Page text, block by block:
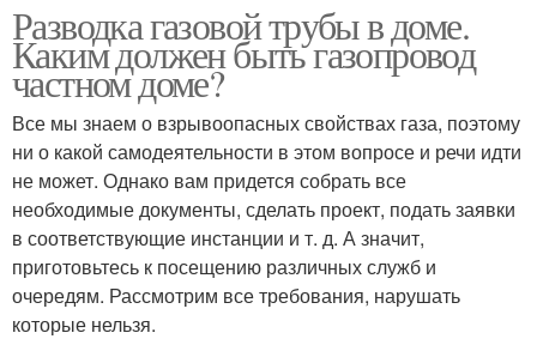
Разводка газовой трубы в доме.
Каким должен быть газопровод
частном доме?
Все мы знаем о взрывоопасных свойствах газа, поэтому
ни о какой самодеятельности в этом вопросе и речи идти
не может. Однако вам придется собрать все
необходимые документы, сделать проект, подать заявки
в соответствующие инстанции и т. д. А значит,
приготовьтесь к посещению различных служб и
очередям. Рассмотрим все требования, нарушать
которые нельзя.